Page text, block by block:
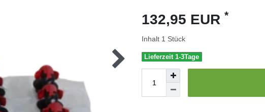
132,95 EUR *
Inhalt 1 Stück
Lieferzeit 1-3Tage